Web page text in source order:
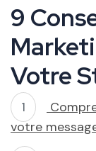
9
Votre
votre